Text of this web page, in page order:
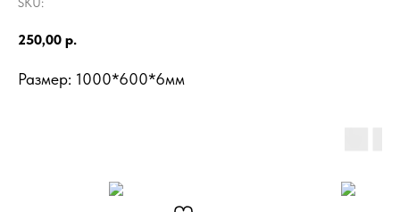
250,00 р.
Размер: 1000*600*6мм